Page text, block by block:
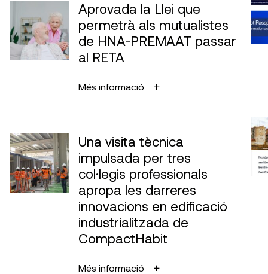
Aprovada la Llei que
permetrà als mutualistes
de HNA-PREMAAT passar
al RETA
Més informació
Una visita tècnica
impulsada per tres
col·legis professionals
apropa les darreres
innovacions en edificació
industrialitzada de
CompactHabit
Més informació